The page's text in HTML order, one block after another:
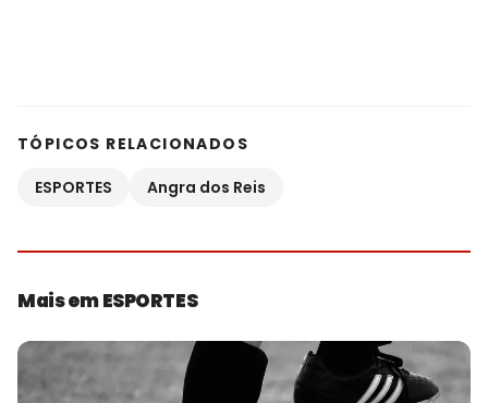
TÓPICOS RELACIONADOS
ESPORTES
Angra dos Reis
Mais em ESPORTES